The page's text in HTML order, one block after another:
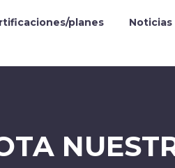
planes Noticias